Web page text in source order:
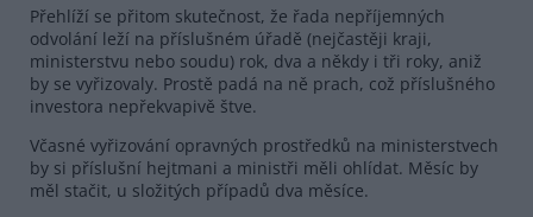
Přehlíží se přitom skutečnost, že řada nepříjemných
odvolání leží na příslušném úřadě (nejčastěji kraji,
ministerstvu nebo soudu) rok, dva a někdy i tři roky, aniž
by se vyřizovaly. Prostě padá na ně prach, což příslušného
investora nepřekvapivě štve.
Včasné vyřizování opravných prostředků na ministerstvech
by si příslušní hejtmani a ministři měli ohlídat. Měsíc by
měl stačit, u složitých případů dva měsíce.